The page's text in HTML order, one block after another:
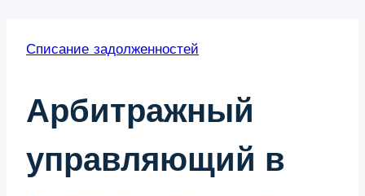
Списание задолженностей
Арбитражный
управляющий в